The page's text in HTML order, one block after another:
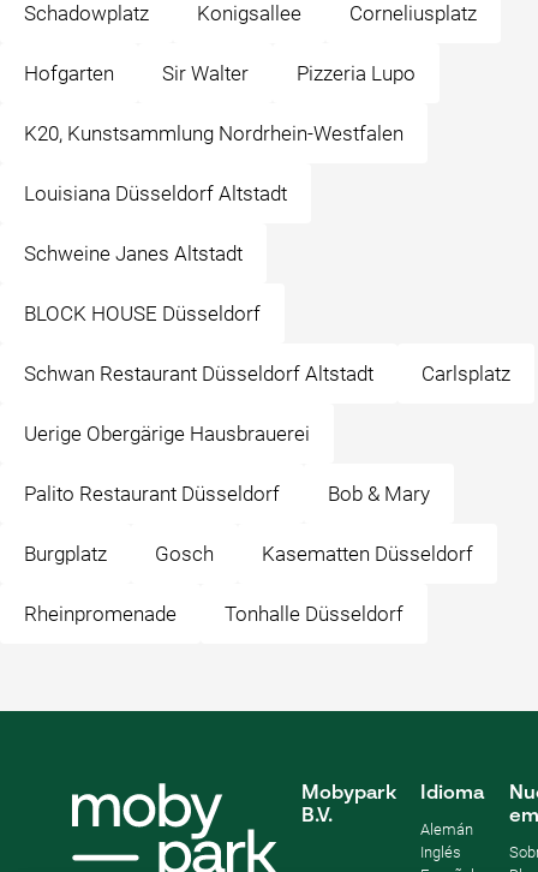
Schadowplatz Konigsallee Corneliusplatz
Hofgarten Sir Walter Pizzeria Lupo
K20, Kunstsammlung Nordrhein-Westfalen
Louisiana Düsseldorf Altstadt
Schweine Janes Altstadt
BLOCK HOUSE Düsseldorf
Schwan Restaurant Düsseldorf Altstadt Carlsplatz
Uerige Obergärige Hausbrauerei
Palito Restaurant Düsseldorf Bob & Mary
Burgplatz Gosch Kasematten Düsseldorf
Rheinpromenade Tonhalle Düsseldorf
Mobypark
B.V.
Idioma
Alemán
Inglés